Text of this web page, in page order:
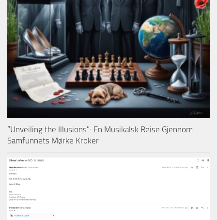
“Unveiling the Illusions”: En Musikalsk Reise Gjennom
Samfunnets Mørke Kroker